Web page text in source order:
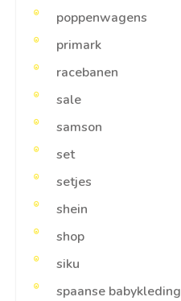
poppenwagens
primark
racebanen
sale
samson
set
setjes
shein
shop
siku
spaanse babykleding